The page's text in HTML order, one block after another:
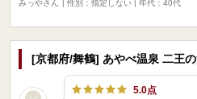
みっやさん
| 性別：指定しない | 年代：40代
[京都府/舞鶴] あやべ温泉 二王の
5.0点